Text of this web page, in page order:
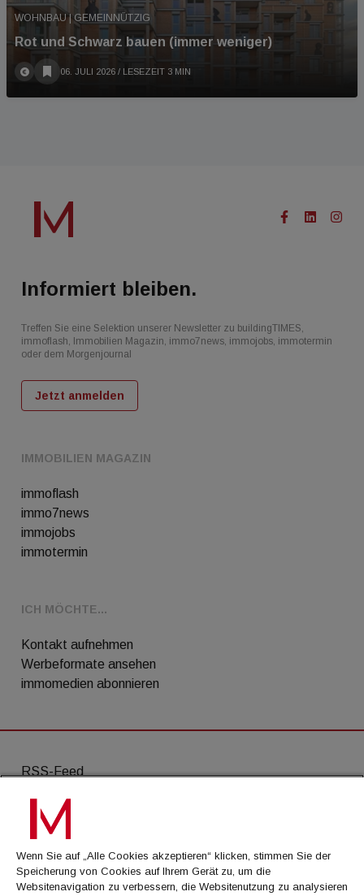
WOHNBAU | GEMEINNÜTZIG
Rot und Schwarz bauen (immer weniger)
06. JULI 2026 / LESEZEIT 3 MIN
IMMOBILIEN MAGAZIN
immoflash
immo7news
immojobs
immotermin
ICH MÖCHTE...
Kontakt aufnehmen
Werbeformate ansehen
immomedien abonnieren
Informiert bleiben.
Treffen Sie eine Selektion unserer Newsletter zu buildingTIMES,
immoflash, Immobilien Magazin, immo7news, immojobs, immotermin
oder dem Morgenjournal
Jetzt anmelden
RSS-Feed
AGB
Datenschutz
Kontakt
Impressum
Wenn Sie auf „Alle Cookies akzeptieren“ klicken, stimmen Sie der
Speicherung von Cookies auf Ihrem Gerät zu, um die
Websitenavigation zu verbessern, die Websitenutzung zu analysieren